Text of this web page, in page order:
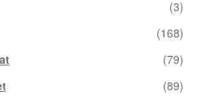
(3)
(168)
(79)
(89)